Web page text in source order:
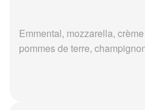
Emmental, mozzarella,
pommes de terre,